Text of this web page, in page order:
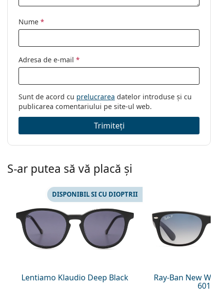
Nume *
Adresa de e-mail *
Sunt de acord cu prelucrarea datelor introduse și cu
publicarea comentariului pe site-ul web.
Trimiteți
S-ar putea să vă placă și
Lentiamo Klaudio Deep Black
DISPONIBIL SI CU DIOPTRII
Ray-Ban New